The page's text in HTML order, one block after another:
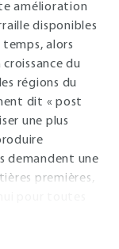
amélioration
disponibles
alors
du
régions du
dit « post
une plus
demandent une
premières,